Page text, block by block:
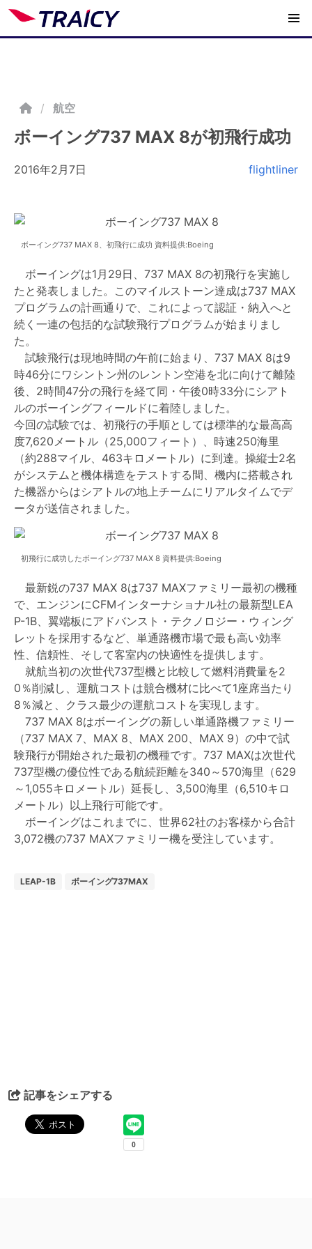
/ 航空
ボーイング737 MAX 8が初飛行成功
2016年2月7日 flightliner
ボーイング737 MAX 8、初飛行に成功 資料提供:Boeing
ボーイングは1月29日、737 MAX 8の初飛行を実施し
たと発表しました。このマイルストーン達成は737 MAX
プログラムの計画通りで、これによって認証・納入へと
続く一連の包括的な試験飛行プログラムが始まりまし
た。
試験飛行は現地時間の午前に始まり、737 MAX 8は9
時46分にワシントン州のレントン空港を北に向けて離陸
後、2時間47分の飛行を経て同・午後0時33分にシアト
ルのボーイングフィールドに着陸しました。
今回の試験では、初飛行の手順としては標準的な最高高
度7,620メートル（25,000フィート）、時速250海里
（約288マイル、463キロメートル）に到達。操縦士2名
がシステムと機体構造をテストする間、機内に搭載され
た機器からはシアトルの地上チームにリアルタイムでデ
ータが送信されました。
初飛行に成功したボーイング737 MAX 8 資料提供:Boeing
最新鋭の737 MAX 8は737 MAXファミリー最初の機種
で、エンジンにCFMインターナショナル社の最新型LEA
P-1B、翼端板にアドバンスト・テクノロジー・ウィング
レットを採用するなど、単通路機市場で最も高い効率
性、信頼性、そして客室内の快適性を提供します。
就航当初の次世代737型機と比較して燃料消費量を2
0％削減し、運航コストは競合機材に比べて1座席当たり
8％減と、クラス最少の運航コストを実現します。
737 MAX 8はボーイングの新しい単通路機ファミリー
（737 MAX 7、MAX 8、MAX 200、MAX 9）の中で試
験飛行が開始された最初の機種です。737 MAXは次世代
737型機の優位性である航続距離を340～570海里（629
～1,055キロメートル）延長し、3,500海里（6,510キロ
メートル）以上飛行可能です。
ボーイングはこれまでに、世界62社のお客様から合計
3,072機の737 MAXファミリー機を受注しています。
LEAP-1B ボーイング737MAX
記事をシェアする